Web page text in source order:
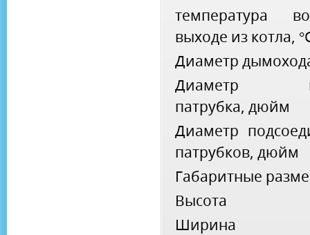
температура
выходе из котла,
Диаметр
Диаметр
патрубка, дюйм
Диаметр
патрубков, дюйм
Габаритные
Высота
Ширина